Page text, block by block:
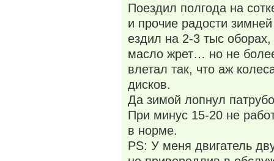
Поездил полгода на
и прочие радости
ездил на 2-3 тыс
масло жрет… но не
влетал так, что аж
дисков.
Да зимой лопнул
При минус 15-20 не
в норме.
PS: У меня двигатель